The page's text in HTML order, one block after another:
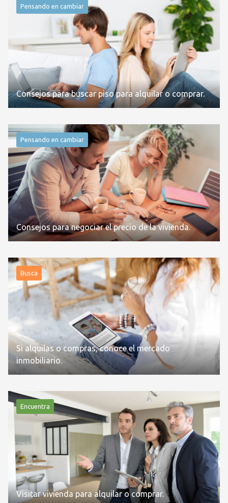
Pensando en cambiar
Consejos para buscar piso para alquilar o comprar.
Pensando en cambiar
Consejos para negociar el precio de la vivienda.
Busca
Si alquilas o compras, conoce el mercado
inmobiliario.
Encuentra
Visitar vivienda para alquilar o comprar.